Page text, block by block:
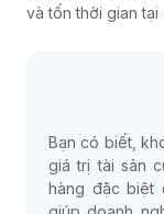
và tốn thời gian tại
Bạn có biết,
giá trị tài sản
hàng đặc biệt